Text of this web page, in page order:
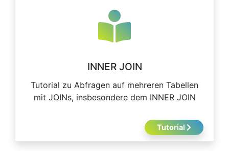
INNER JOIN
Tutorial zu Abfragen auf mehreren Tabellen
mit JOINs, insbesondere dem INNER JOIN
Tutorial